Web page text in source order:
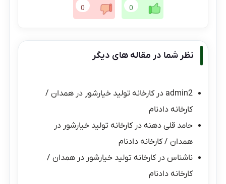
0
0
نظر شما در مقاله های دیگر
admin2 درکارخانه تولید خیارشور در همدان /
کارخانه دادنام
حامد قلی دهنه درکارخانه تولید خیارشور در
همدان / کارخانه دادنام
ناشناس درکارخانه تولید خیارشور در همدان /
کارخانه دادنام